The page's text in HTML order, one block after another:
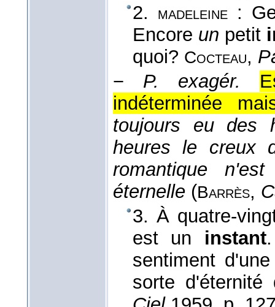
2. madeleine :
Encore un petit
quoi? Cocteau,
− P. exagér.
indéterminée
toujours eu des
heures le creux
romantique
éternelle (Barrès,
3. À quatre-
est un instant
sentiment
sorte